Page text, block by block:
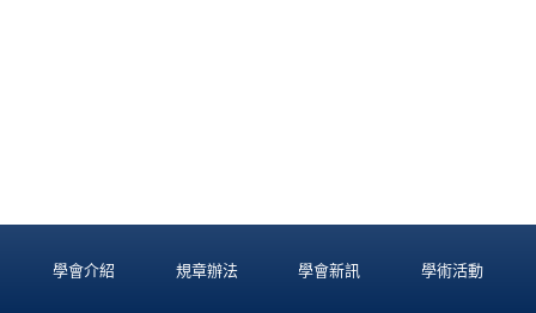
學會介紹 規章辦法 學會新訊 學術活動